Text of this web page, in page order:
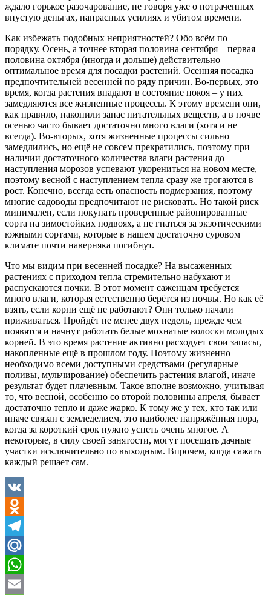
ждало горькое разочарование, не говоря уже о потраченных
впустую деньгах, напрасных усилиях и убитом времени.
Как избежать подобных неприятностей? Обо всём по –
порядку. Осень, а точнее вторая половина сентября – первая
половина октября (иногда и дольше) действительно
оптимальное время для посадки растений. Осенняя посадка
предпочтительней весенней по ряду причин. Во-первых, это
время, когда растения впадают в состояние покоя – у них
замедляются все жизненные процессы. К этому времени они,
как правило, накопили запас питательных веществ, а в почве
осенью часто бывает достаточно много влаги (хотя и не
всегда). Во-вторых, хотя жизненные процессы сильно
замедлились, но ещё не совсем прекратились, поэтому при
наличии достаточного количества влаги растения до
наступления морозов успевают укорениться на новом месте,
поэтому весной с наступлением тепла сразу же трогаются в
рост. Конечно, всегда есть опасность подмерзания, поэтому
многие садоводы предпочитают не рисковать. Но такой риск
минимален, если покупать проверенные районированные
сорта на зимостойких подвоях, а не гнаться за экзотическими
южными сортами, которые в нашем достаточно суровом
климате почти наверняка погибнут.
Что мы видим при весенней посадке? На высаженных
растениях с приходом тепла стремительно набухают и
распускаются почки. В этот момент саженцам требуется
много влаги, которая естественно берётся из почвы. Но как её
взять, если корни ещё не работают? Они только начали
приживаться. Пройдёт не менее двух недель, прежде чем
появятся и начнут работать белые мохнатые волоски молодых
корней. В это время растение активно расходует свои запасы,
накопленные ещё в прошлом году. Поэтому жизненно
необходимо всеми доступными средствами (регулярные
поливы, мульчирование) обеспечить растения влагой, иначе
результат будет плачевным. Такое вполне возможно, учитывая
то, что весной, особенно со второй половины апреля, бывает
достаточно тепло и даже жарко. К тому же у тех, кто так или
иначе связан с земледелием, это наиболее напряжённая пора,
когда за короткий срок нужно успеть очень многое. А
некоторые, в силу своей занятости, могут посещать дачные
участки исключительно по выходным. Впрочем, когда сажать
каждый решает сам.
VK
Odnoklassniki
Telegram
Mail.Ru
WhatsApp